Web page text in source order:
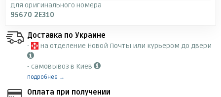
Для оригинального номера
95670 2E310
Доставка по Украине
-
на отделение Новой Почты или курьером до двери
- самовывоз в Киев
подробнее →
Оплата при получении